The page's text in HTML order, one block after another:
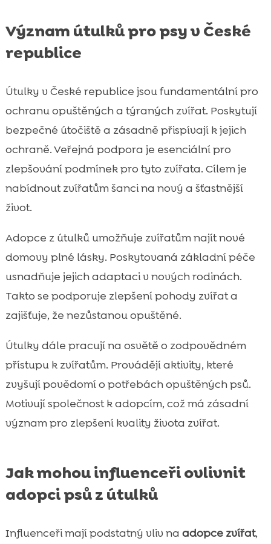
Význam útulků pro psy v České
republice
Útulky v České republice jsou fundamentální pro
ochranu opuštěných a týraných zvířat. Poskytují
bezpečné útočiště a zásadně přispívají k jejich
ochraně. Veřejná podpora je esenciální pro
zlepšování podmínek pro tyto zvířata. Cílem je
nabídnout zvířatům šanci na nový a šťastnější
život.
Adopce z útulků umožňuje zvířatům najít nové
domovy plné lásky. Poskytovaná základní péče
usnadňuje jejich adaptaci v nových rodinách.
Takto se podporuje zlepšení pohody zvířat a
zajišťuje, že nezůstanou opuštěné.
Útulky dále pracují na osvětě o zodpovědném
přístupu k zvířatům. Provádějí aktivity, které
zvyšují povědomí o potřebách opuštěných psů.
Motivují společnost k adopcím, což má zásadní
význam pro zlepšení kvality života zvířat.
Jak mohou influenceři ovlivnit
adopci psů z útulků
Influenceři mají podstatný vliv na adopce zvířat,